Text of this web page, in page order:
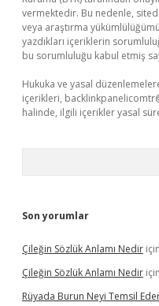
vermektedir. Bu nedenle,
veya araştırma
yazdıkları içeriklerin
bu sorumluluğu kabul etmiş
Hukuka ve yasal
içerikleri,
halinde, ilgili içerikler yasal
Son yorumlar
Çileğin Sözlük Anlamı Nedir için
Çileğin Sözlük Anlamı Nedir için
Rüyada Burun Neyi Temsil